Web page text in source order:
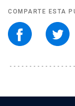
COMPARTE ESTA